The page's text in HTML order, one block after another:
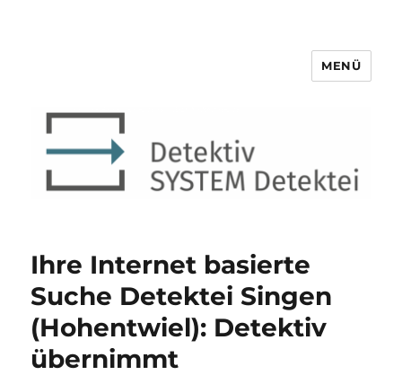
Detektiv SYSTEM Detektei ®
MENÜ
Ihre Internet basierte
Suche Detektei Singen
(Hohentwiel): Detektiv
übernimmt